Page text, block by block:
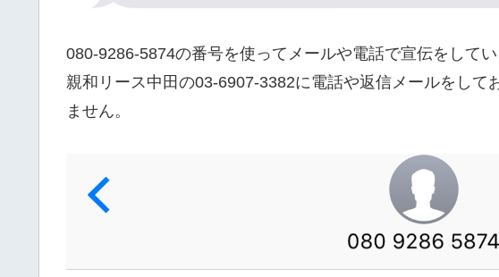
080-9286-5874の番号を使ってメールや電話で宣伝をして
親和リース中田の03-6907-3382に電話や返信メールをして
ません。